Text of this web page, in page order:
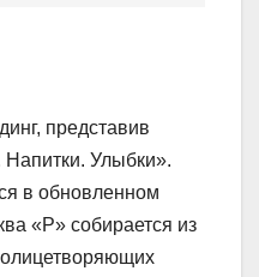
представив
Улыбки».
в обновленном
«P» собирается из